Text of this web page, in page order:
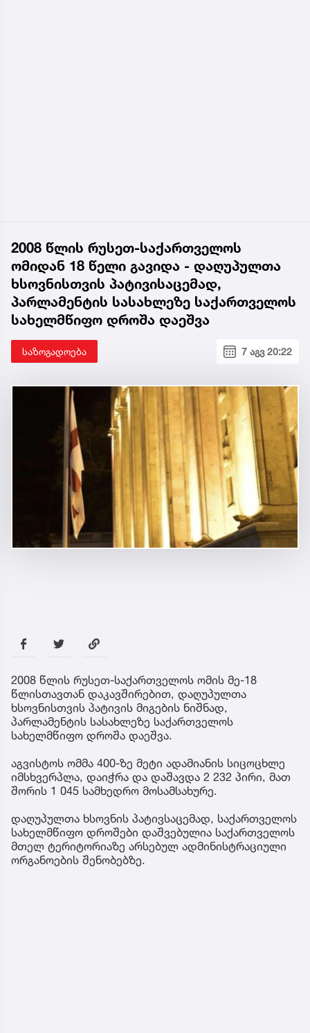
2008 წლის რუსეთ-საქართველოს
ომიდან 18 წელი გავიდა - დაღუპულთა
ხსოვნისთვის პატივისაცემად,
პარლამენტის სასახლეზე საქართველოს
სახელმწიფო დროშა დაეშვა
საზოგადოება 7 აგვ 20:22
2008 წლის რუსეთ-საქართველოს ომის მე-18
წლისთავთან დაკავშირებით, დაღუპულთა
ხსოვნისთვის პატივის მიგების ნიშნად,
პარლამენტის სასახლეზე საქართველოს
სახელმწიფო დროშა დაეშვა.
აგვისტოს ომმა 400-ზე მეტი ადამიანის სიცოცხლე
იმსხვერპლა, დაიჭრა და დაშავდა 2 232 პირი, მათ
შორის 1 045 სამხედრო მოსამსახურე.
დაღუპულთა ხსოვნის პატივსაცემად, საქართველოს
სახელმწიფო დროშები დაშვებულია საქართველოს
მთელ ტერიტორიაზე არსებულ ადმინისტრაციული
ორგანოების შენობებზე.